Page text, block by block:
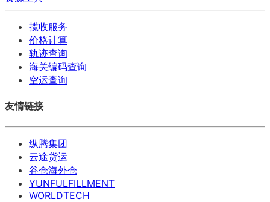
揽收服务
价格计算
轨迹查询
海关编码查询
空运查询
友情链接
纵腾集团
云途货运
谷仓海外仓
YUNFULFILLMENT
WORLDTECH